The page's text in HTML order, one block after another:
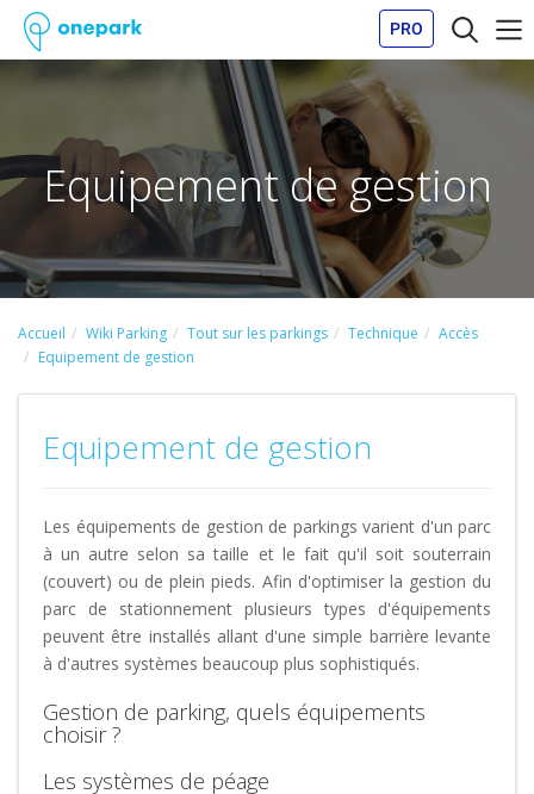
PRO
Equipement de gestion
Accueil Wiki Parking Tout sur les parkings Technique
Accès
Equipement de gestion
Equipement de gestion
Les équipements de gestion de parkings varient d'un parc
à un autre selon sa taille et le fait qu'il soit souterrain
(couvert) ou de plein pieds. Afin d'optimiser la gestion du
parc de stationnement plusieurs types d'équipements
peuvent être installés allant d'une simple barrière levante
à d'autres systèmes beaucoup plus sophistiqués.
Gestion de parking, quels équipements
choisir ?
Les systèmes de péage